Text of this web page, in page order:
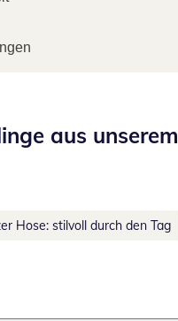
aus unserem
Hose: stilvoll durch den Tag